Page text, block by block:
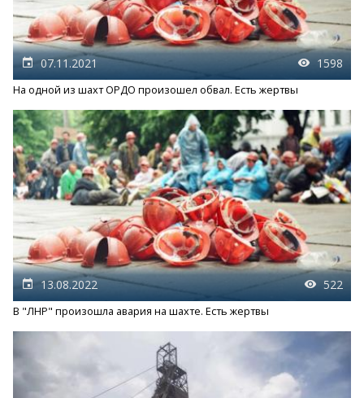
07.11.2021 1598
На одной из шахт ОРДО произошел обвал. Есть жертвы
13.08.2022 522
В "ЛНР" произошла авария на шахте. Есть жертвы